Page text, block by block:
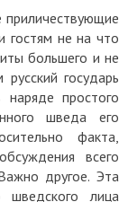
гостям не на что
большего и не
государь
простого
шведа его
факта,
всего
другое. Эта
шведского лица